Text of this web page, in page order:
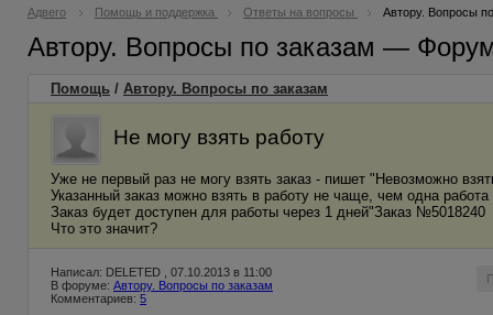
Адвего Помощь и поддержка Ответы на вопросы Автору. Вопросы
Автору. Вопросы по заказам —
Помощь / Автору. Вопросы по заказам
Не могу взять работу
Уже не первый раз не могу взять заказ - пишет "Невозможно
Указанный заказ можно взять в работу не чаще, чем одна работа
Заказ будет доступен для работы через 1 дней"Заказ №5018240
Что это значит?
Написал: DELETED , 07.10.2013 в 11:00
В форуме: Автору. Вопросы по заказам
Комментариев: 5